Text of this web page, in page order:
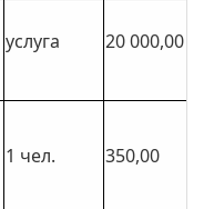
услуга 20 000,00
1 чел. 350,00